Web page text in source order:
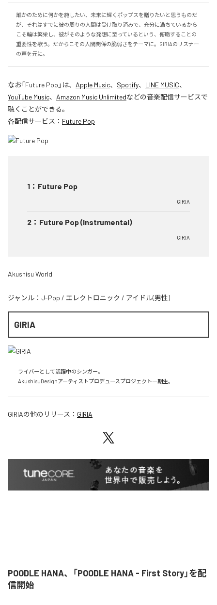
誰かのために何かを施したい、未来に輝くポップスを贈りたいと思うものだ
が、それはすでに彼の周りの人間は受け取り済みで、充分に満ちているから
こそ輪は繁栄し、彼がそのような発想に至っているという、俯瞰することの
重要性を歌う。だからこその人間関係の脆弱さをテーマに。GIRIAのリスナー
の声を元に。
なお「Future Pop 」は、 Apple Music、 Spotify、 LINE MUSIC、
YouTube Music、 Amazon Music Unlimitedなどの音楽配信サービスで
聴くことができる。
各配信サービス： Future Pop
1 ： Future Pop
GIRIA
2 ： Future Pop (Instrumental)
GIRIA
Akushisu World
ジャンル： J-Pop / エレクトロニック / アイドル(男性)
GIRIA
ライバーとして活躍中のシンガー。
AkushisuDesignアーティストプロデュースプロジェクト一期生。
GIRIAの他のリリース： GIRIA
POODLE HANA、「POODLE HANA - First Story」を配
信開始